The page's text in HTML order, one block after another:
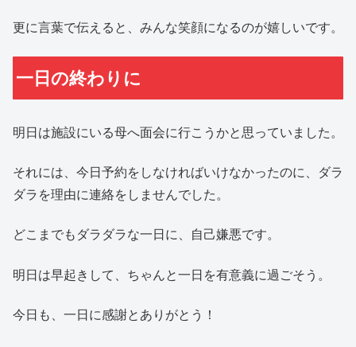
更に言葉で伝えると、みんな笑顔になるのが嬉しいです。
一日の終わりに
明日は施設にいる母へ面会に行こうかと思っていました。
それには、今日予約をしなければいけなかったのに、ダラ
ダラを理由に連絡をしませんでした。
どこまでもダラダラな一日に、自己嫌悪です。
明日は早起きして、ちゃんと一日を有意義に過ごそう。
今日も、一日に感謝とありがとう！